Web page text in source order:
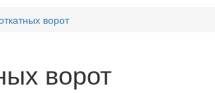
ворот
ворот